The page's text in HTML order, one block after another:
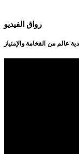
رواق الفيديو
عالم من الفخامة والإمتياز